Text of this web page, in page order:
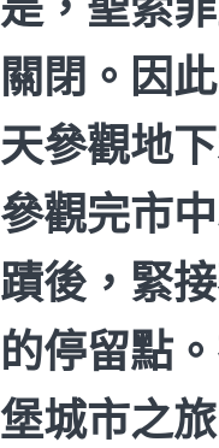
關閉。因
天參觀地
參觀完市
蹟後，緊
的停留點
堡城市之